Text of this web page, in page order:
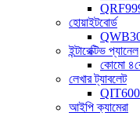
QRF999
হোয়াইটবোর্ড
ইন্টারেক্টিভ প্যানেল
কোমো ৪কে
লেখার ট্যাবলেট
আইপি ক্যামেরা